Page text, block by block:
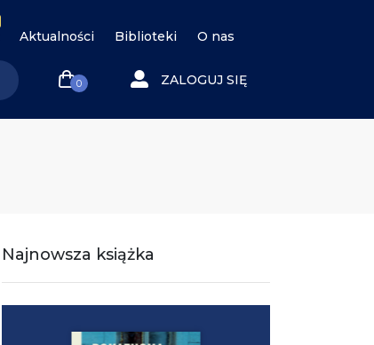
Aktualności Biblioteki O nas
0 ZALOGUJ SIĘ
Najnowsza książka